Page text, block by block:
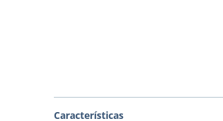
Características